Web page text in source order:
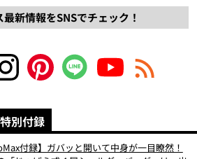
新情報をSNSでチェック！
別付録
付録】ガバッと開いて中身が一目瞭然！